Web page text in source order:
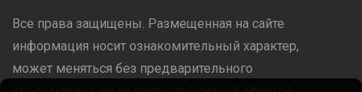
Все права защищены. Размещенная на сайте
информация носит ознакомительный характер,
может меняться без предварительного